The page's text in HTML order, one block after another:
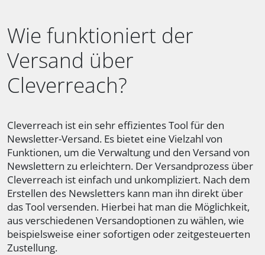
Wie funktioniert der
Versand über
Cleverreach?
Cleverreach ist ein sehr effizientes Tool für den
Newsletter-Versand. Es bietet eine Vielzahl von
Funktionen, um die Verwaltung und den Versand von
Newslettern zu erleichtern. Der Versandprozess über
Cleverreach ist einfach und unkompliziert. Nach dem
Erstellen des Newsletters kann man ihn direkt über
das Tool versenden. Hierbei hat man die Möglichkeit,
aus verschiedenen Versandoptionen zu wählen, wie
beispielsweise einer sofortigen oder zeitgesteuerten
Zustellung.